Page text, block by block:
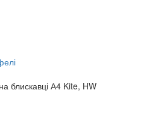
блискавці А4 Kite, HW